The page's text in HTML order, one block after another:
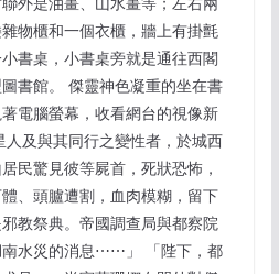
物櫃和一個衣櫃，牆上有掛氈
書桌，小書桌旁就是通往西閣
書館。 傑靈神色凝重的坐在書
電腦螢幕，收看網台的視像新
及與其同行之變性者，於城西
民驚見彼等屍首，死狀恐怖，
、頭臚遭割，血肉模糊，留下
教祭典。帝國調查局與都察院
南水災的消息⋯⋯」 「陛下，都